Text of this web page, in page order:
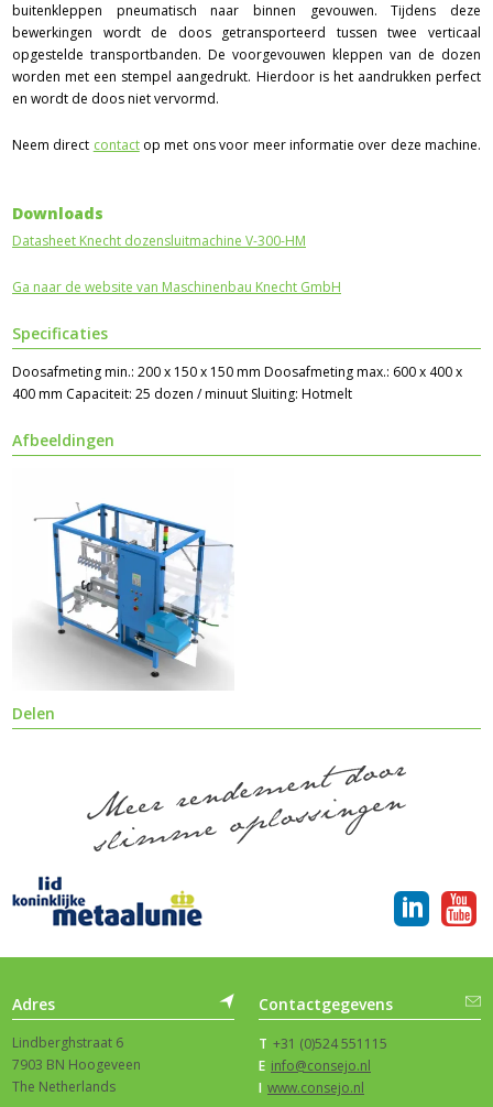
buitenkleppen pneumatisch naar binnen gevouwen. Tijdens deze
bewerkingen wordt de doos getransporteerd tussen twee verticaal
opgestelde transportbanden. De voorgevouwen kleppen van de dozen
worden met een stempel aangedrukt. Hierdoor is het aandrukken perfect
en wordt de doos niet vervormd.
Neem direct contactop met ons voor meer informatie over deze machine.
Downloads
Datasheet Knecht dozensluitmachine V-300-HM
Ga naar de website van Maschinenbau Knecht GmbH
Specificaties
Doosafmeting min.: 200 x 150 x 150 mm Doosafmeting max.: 600 x 400 x
400 mm Capaciteit: 25 dozen / minuut Sluiting: Hotmelt
Afbeeldingen
Delen
Adres
Lindberghstraat 6
7903 BN Hoogeveen
The Netherlands
Contactgegevens
T +31 (0)524 551115
E info@consejo.nl
I www.consejo.nl